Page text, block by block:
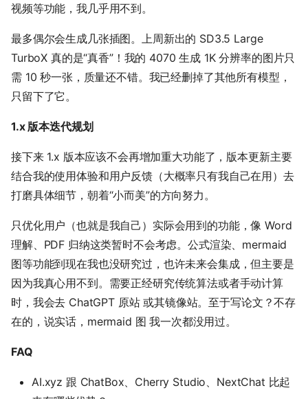
视频等功能，我几乎用不到。
最多偶尔会生成几张插图。上周新出的 SD3.5 Large
TurboX 真的是“真香”！我的 4070 生成 1K 分辨率的图片只
需 10 秒一张，质量还不错。我已经删掉了其他所有模型，
只留下了它。
1.x 版本迭代规划
接下来 1.x 版本应该不会再增加重大功能了，版本更新主要
结合我的使用体验和用户反馈（大概率只有我自己在用）去
打磨具体细节，朝着“小而美”的方向努力。
只优化用户（也就是我自己）实际会用到的功能，像 Word
理解、PDF 归纳这类暂时不会考虑。公式渲染、mermaid
图等功能到现在我也没研究过，也许未来会集成，但主要是
因为我真心用不到。需要正经研究传统算法或者手动计算
时，我会去 ChatGPT 原站 或其镜像站。至于写论文？不存
在的，说实话，mermaid 图 我一次都没用过。
FAQ
AI.xyz 跟 ChatBox、Cherry Studio、NextChat 比起